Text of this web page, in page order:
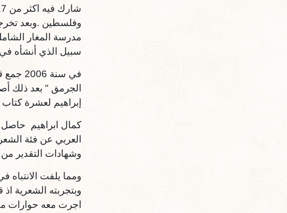
وفلسطين .وبعد
سبيل الذي أنشأه في عام 2009 ولا زال يديره
في
إبراهيم لعشرة
كمال ابراهيم حاصل
وشهادات التقدير
ومما يلفت الانتباه
وبتجربته الشعرية
اجرت معه حوارات